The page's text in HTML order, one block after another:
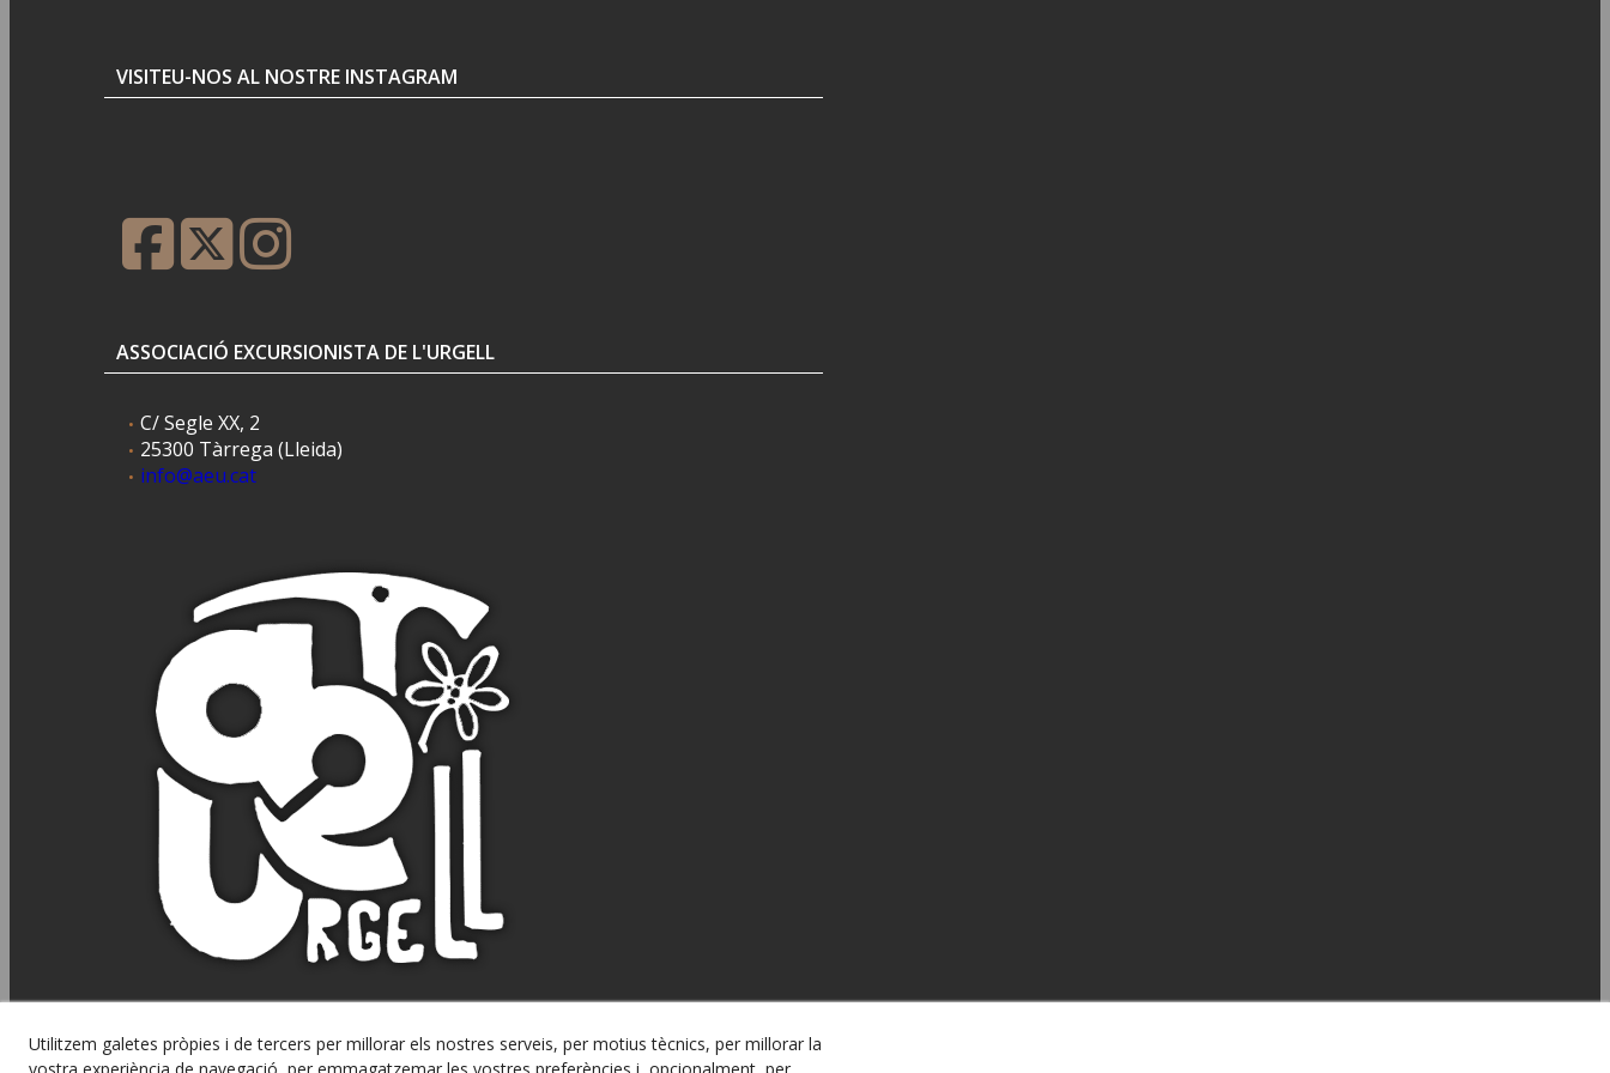
VISITEU-NOS AL NOSTRE INSTAGRAM
ASSOCIACIÓ EXCURSIONISTA DE L'URGELL
C/ Segle XX, 2
25300 Tàrrega (Lleida)
info@aeu.cat
Utilitzem galetes pròpies i de tercers per millorar els nostres serveis, per motius tècnics, per millorar la